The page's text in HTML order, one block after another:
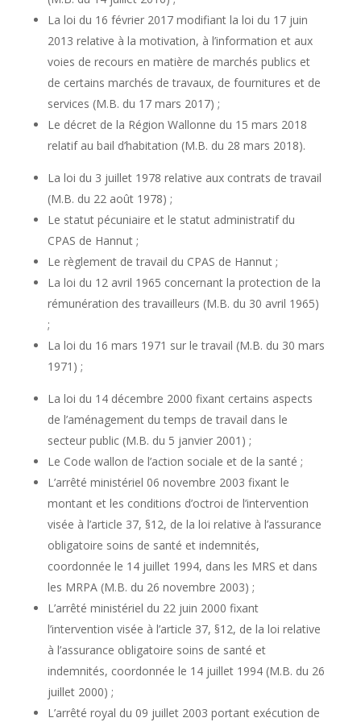
La loi du 16 février 2017 modifiant la loi du 17 juin
2013 relative à la motivation, à l’information et aux
voies de recours en matière de marchés publics et
de certains marchés de travaux, de fournitures et de
services (M.B. du 17 mars 2017) ;
Le décret de la Région Wallonne du 15 mars 2018
relatif au bail d’habitation (M.B. du 28 mars 2018).
La loi du 3 juillet 1978 relative aux contrats de travail
(M.B. du 22 août 1978) ;
Le statut pécuniaire et le statut administratif du
CPAS de Hannut ;
Le règlement de travail du CPAS de Hannut ;
La loi du 12 avril 1965 concernant la protection de la
rémunération des travailleurs (M.B. du 30 avril 1965)
;
La loi du 16 mars 1971 sur le travail (M.B. du 30 mars
1971) ;
La loi du 14 décembre 2000 fixant certains aspects
de l’aménagement du temps de travail dans le
secteur public (M.B. du 5 janvier 2001) ;
Le Code wallon de l’action sociale et de la santé ;
L’arrêté ministériel 06 novembre 2003 fixant le
montant et les conditions d’octroi de l’intervention
visée à l’article 37, §12, de la loi relative à l’assurance
obligatoire soins de santé et indemnités,
coordonnée le 14 juillet 1994, dans les MRS et dans
les MRPA (M.B. du 26 novembre 2003) ;
L’arrêté ministériel du 22 juin 2000 fixant
l’intervention visée à l’article 37, §12, de la loi relative
à l’assurance obligatoire soins de santé et
indemnités, coordonnée le 14 juillet 1994 (M.B. du 26
juillet 2000) ;
L’arrêté royal du 09 juillet 2003 portant exécution de